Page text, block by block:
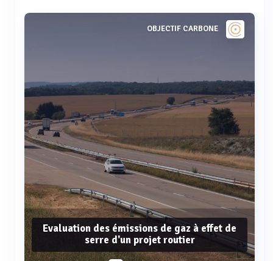
Voir plusOBJECTIF CARBONE
Evaluation des émissions de gaz à effet de
serre d'un projet routier